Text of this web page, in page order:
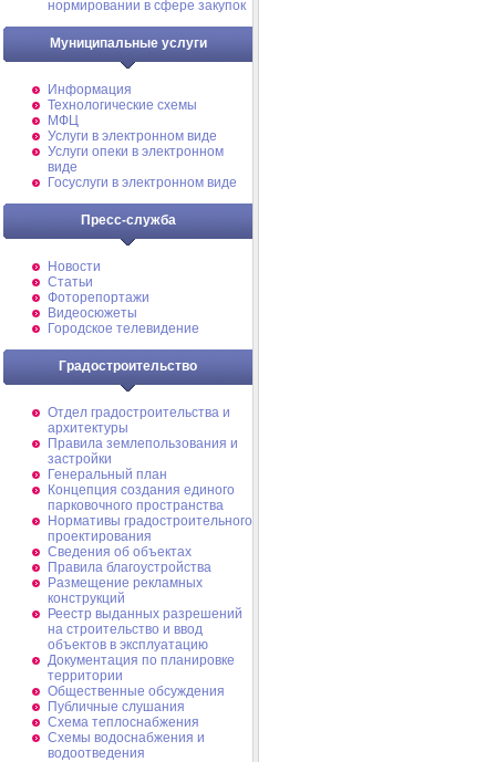
нормировании в сфере закупок
Муниципальные услуги
Информация
Технологические схемы
МФЦ
Услуги в электронном виде
Услуги опеки в электронном
виде
Госуслуги в электронном виде
Пресс-служба
Новости
Статьи
Фоторепортажи
Видеосюжеты
Городское телевидение
Градостроительство
Отдел градостроительства и
архитектуры
Правила землепользования и
застройки
Генеральный план
Концепция создания единого
парковочного пространства
Нормативы градостроительного
проектирования
Сведения об объектах
Правила благоустройства
Размещение рекламных
конструкций
Реестр выданных разрешений
на строительство и ввод
объектов в эксплуатацию
Документация по планировке
территории
Общественные обсуждения
Публичные слушания
Схема теплоснабжения
Схемы водоснабжения и
водоотведения